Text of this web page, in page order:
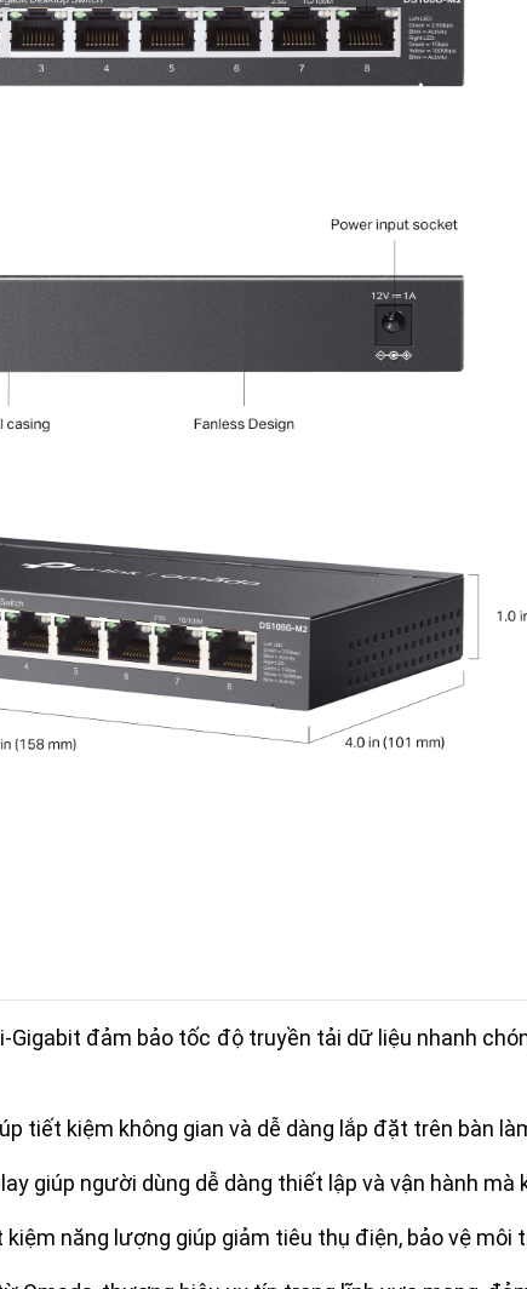
Gigabit đảm bảo tốc độ truyền tải dữ liệu nhanh
tiết kiệm không gian và dễ dàng lắp đặt trên bàn
giúp người dùng dễ dàng thiết lập và vận hành
kiệm năng lượng giúp giảm tiêu thụ điện, bảo vệ môi